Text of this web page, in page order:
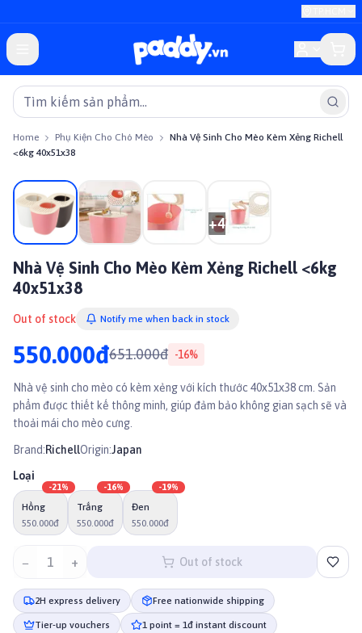
Home Phụ Kiện Cho Chó Mèo
Nhà Vệ Sinh Cho Mèo Kèm Xẻng Richell
<6kg 40x51x38
On sale
+4
Nhà Vệ Sinh Cho Mèo Kèm Xẻng Richell <6kg
40x51x38
Out of stock Notify me when back in stock
550.000đ651.000đ -16%
Nhà vệ sinh cho mèo có kèm xẻng với kích thước 40x51x38 cm. Sản
phẩm được thiết kế thông minh, giúp đảm bảo không gian sạch sẽ và
thoải mái cho mèo cưng.
Brand:RichellOrigin:Japan
Loại
Hồng
550.000đ
-21%
Trắng
550.000đ
-16%
Đen
550.000đ
-19%
− 1 + Out of stock
2H express delivery Free nationwide shipping
Tier-up vouchers 1 point = 1đ instant discount